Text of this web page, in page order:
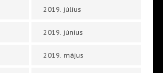
2019. július
2019. június
2019. május